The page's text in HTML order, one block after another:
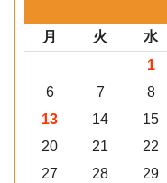
月
火 水
1
6
7 8
13
14 15
20
21 22
27
28 29